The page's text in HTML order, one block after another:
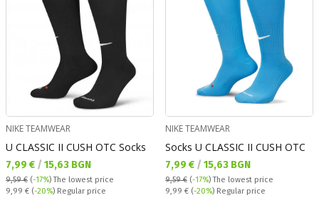
NIKE TEAMWEAR
U CLASSIC II CUSH OTC Socks
Текуща цена:
7,99 € / 15,63 BGN
9,59 € (-17%)The lowest price
Regular price:
9,99 € (-20%) Regular price
NIKE TEAMWEAR
Socks U CLASSIC II CUSH OTC
Текуща цена:
7,99 € / 15,63 BGN
9,59 € (-17%)The lowest price
Regular price:
9,99 € (-20%) Regular price